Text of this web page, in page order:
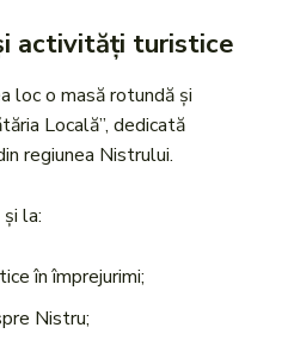
activități turistice
loc o masă rotundă și
Locală”, dedicată
regiunea Nistrului.
la:
în împrejurimi;
Nistru;